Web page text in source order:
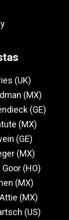
(UK)
(MX)
(GE)
(MX)
(GE)
(MX)
(HO)
(MX)
(MX)
(US)